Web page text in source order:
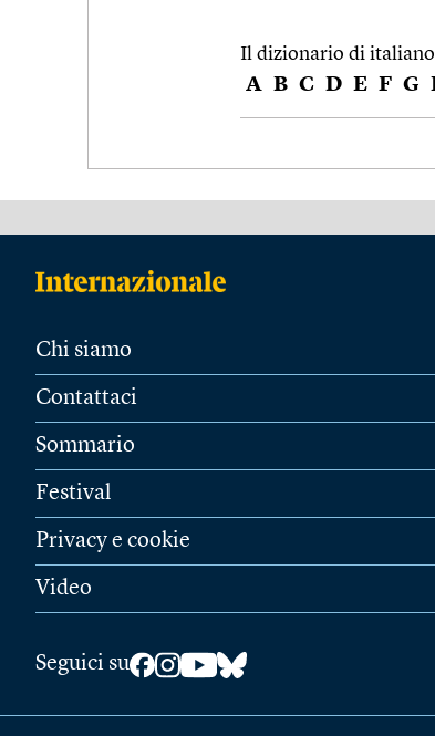
Il dizionario di
A B C D E F G
Chi siamo
Contattaci
Sommario
Festival
Privacy e cookie
Video
Seguici su